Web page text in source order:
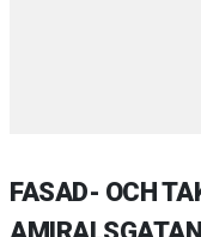
FASAD- OCH